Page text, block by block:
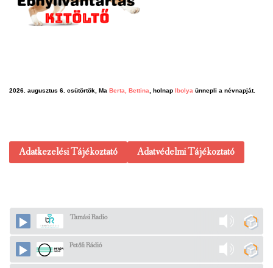
2026. augusztus 6. csütörtök, Ma Berta, Bettina, holnap Ibolya ünnepli a névnapját.
Adatkezelési Tájékoztató Adatvédelmi Tájékoztató
Tamási Radio
Petőfi Rádió